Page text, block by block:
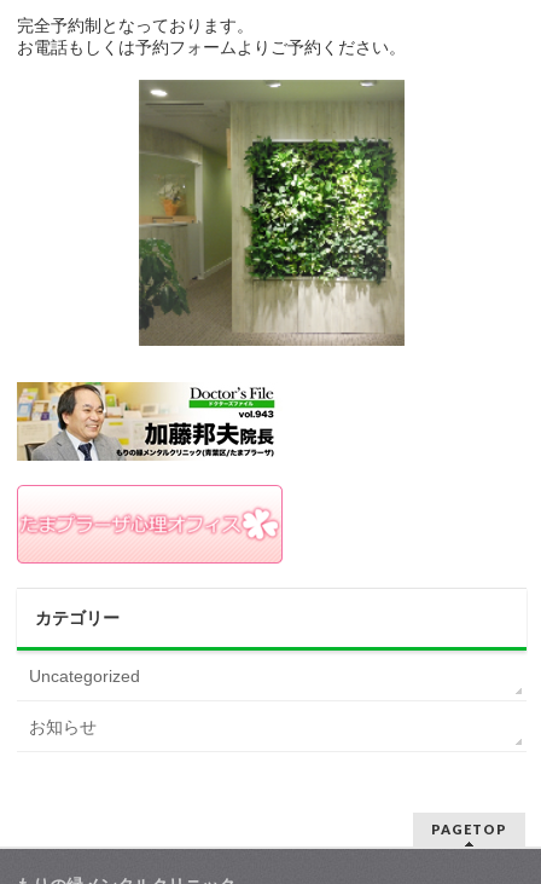
完全予約制となっております。
お電話もしくは予約フォームよりご予約ください。
カテゴリー
Uncategorized
お知らせ
PAGETOP